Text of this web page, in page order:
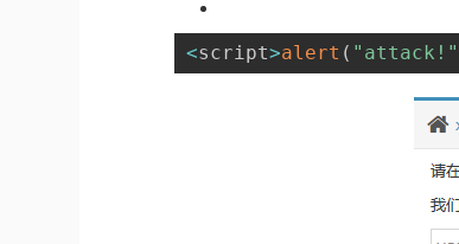
<script>alert ( "attack!"